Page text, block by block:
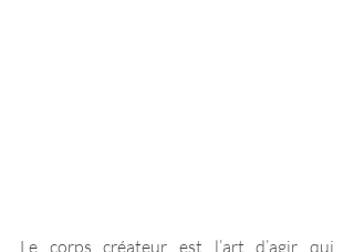
Le corps créateur est l’art d’agir qui